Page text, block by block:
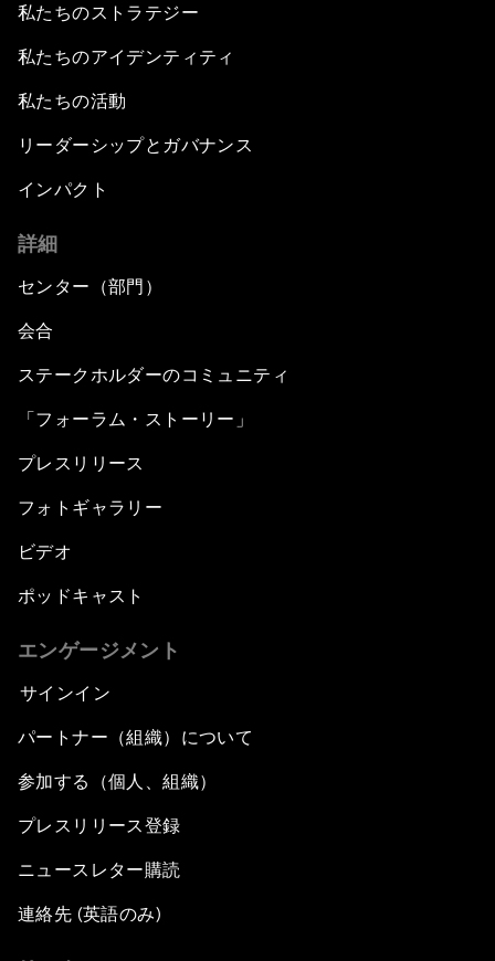
私たちのストラテジー
私たちのアイデンティティ
私たちの活動
リーダーシップとガバナンス
インパクト
詳細
センター（部門）
会合
ステークホルダーのコミュニティ
「フォーラム・ストーリー」
プレスリリース
フォトギャラリー
ビデオ
ポッドキャスト
エンゲージメント
サインイン
パートナー（組織）について
参加する（個人、組織）
プレスリリース登録
ニュースレター購読
連絡先 (英語のみ)